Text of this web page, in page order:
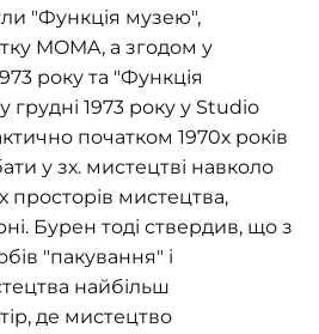
"Функція музею",
MOMA, а згодом у
року та "Функція
грудні 1973 року у Studio
початком 1970х років
у зх. мистецтві навколо
просторів мистецтва,
Бурен тоді ствердив, що з
"пакування" і
найбільш
де мистецтво